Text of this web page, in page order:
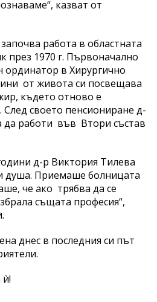
казват от
работа в областната
през 1970 г. Първоначално
ординатор в Хирургично
от живота си посвещава
където отново е
След своето пенсиониране д-
работи във Втори състав
д-р Виктория Тилева
душа. Приемаше болницата
че ако трябва да се
същата професия“,
днес в последния си път